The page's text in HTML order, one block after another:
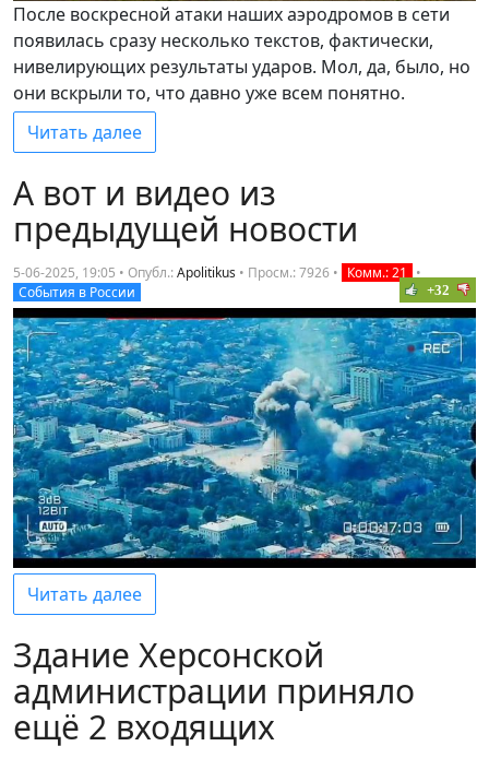
После воскресной атаки наших аэродромов в сети
появилась сразу несколько текстов, фактически,
нивелирующих результаты ударов. Мол, да, было, но
они вскрыли то, что давно уже всем понятно.
Читать далее
А вот и видео из
предыдущей новости
5-06-2025, 19:05 • Опубл.:Apolitikus • Просм.: 7926 • Комм.: 21
•
События в России
+32
Читать далее
Здание Херсонской
администрации приняло
ещё 2 входящих